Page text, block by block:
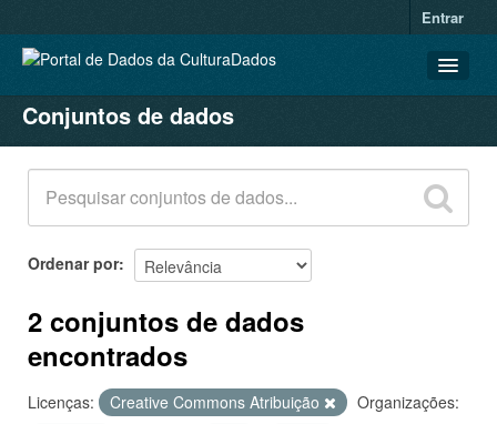
Entrar
CONJUNTOS DE DADOS
ORGANIZAÇÕES
GRUPOS
SOBRE
Conjuntos de dados
Ordenar por
2 conjuntos de dados
encontrados
Licenças: Creative Commons Atribuição
Organizações: